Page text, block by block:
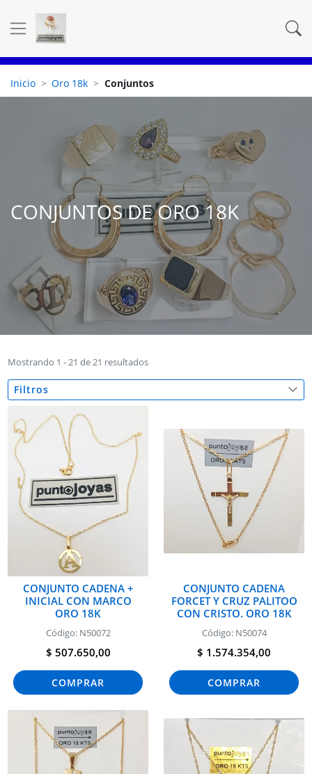
Inicio Oro 18k Conjuntos
CONJUNTOS DE ORO 18K
Mostrando 1 - 21 de 21 resultados
CONJUNTO CADENA +
INICIAL CON MARCO
ORO 18K
Código: N50072
$ 507.650,00
COMPRAR
CONJUNTO CADENA
FORCET Y CRUZ PALITOO
CON CRISTO. ORO 18K
Código: N50074
$ 1.574.354,00
COMPRAR
Filtros